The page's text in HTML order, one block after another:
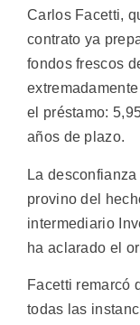
Carlos Facetti,
contrato ya
fondos frescos
el préstamo:
años de plazo.
La
provino del
intermediario
ha aclarado el
Facetti remarcó
todas las